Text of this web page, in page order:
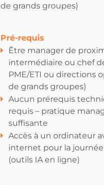
de grands groupes)
Pré-requis
Être manager de
intermédiaire ou chef
PME/ETI ou directions
de grands groupes)
Aucun prérequis
requis – pratique
suffisante
Accès à un ordinateur
internet pour la
(outils IA en ligne)